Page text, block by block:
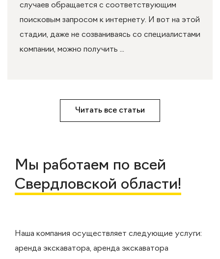
случаев обращается с соответствующим
поисковым запросом к интернету. И вот на этой
стадии, даже не созваниваясь со специалистами
компании, можно получить ...
Читать все статьи
Мы работаем по всей
Свердловской области!
Наша компания осуществляет следующие услуги:
аренда экскаватора, аренда экскаватора